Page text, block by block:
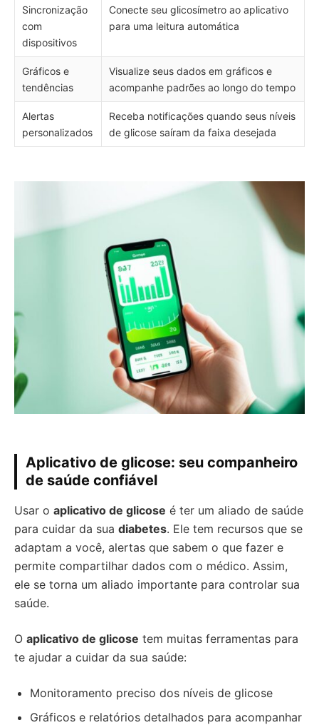
Sincronização
com
dispositivos
Conecte seu glicosímetro ao aplicativo
para uma leitura automática
Gráficos e
tendências
Visualize seus dados em gráficos e
acompanhe padrões ao longo do tempo
Alertas
personalizados
Receba notificações quando seus níveis
de glicose saíram da faixa desejada
Aplicativo de glicose: seu companheiro
de saúde confiável
Usar o aplicativo de glicose é ter um aliado de saúde
para cuidar da sua diabetes. Ele tem recursos que se
adaptam a você, alertas que sabem o que fazer e
permite compartilhar dados com o médico. Assim,
ele se torna um aliado importante para controlar sua
saúde.
O aplicativo de glicose tem muitas ferramentas para
te ajudar a cuidar da sua saúde:
Monitoramento preciso dos níveis de glicose
Gráficos e relatórios detalhados para acompanhar